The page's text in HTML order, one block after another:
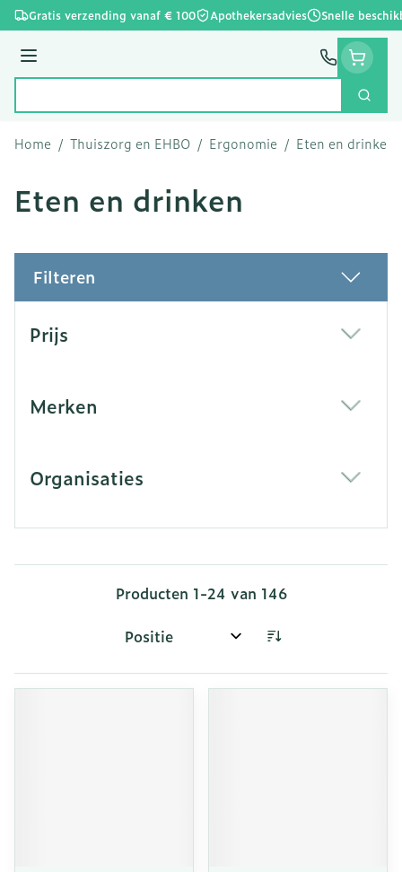
Ga naar de inhoud
Gratis verzending vanaf € 100 Apothekersadvies Snelle
Menu
Zoek
Home / Thuiszorg en EHBO / Ergonomie / Eten en drinken
Eten en drinken
Filteren
Prijs
Merken
Organisaties
Producten 1-24 van 146
Sorteer op: